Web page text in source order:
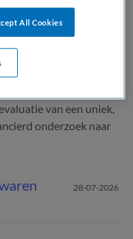
of biomedisch
een landelijke
van een uniek,
onderzoek naar
28-07-2026
All Cookies